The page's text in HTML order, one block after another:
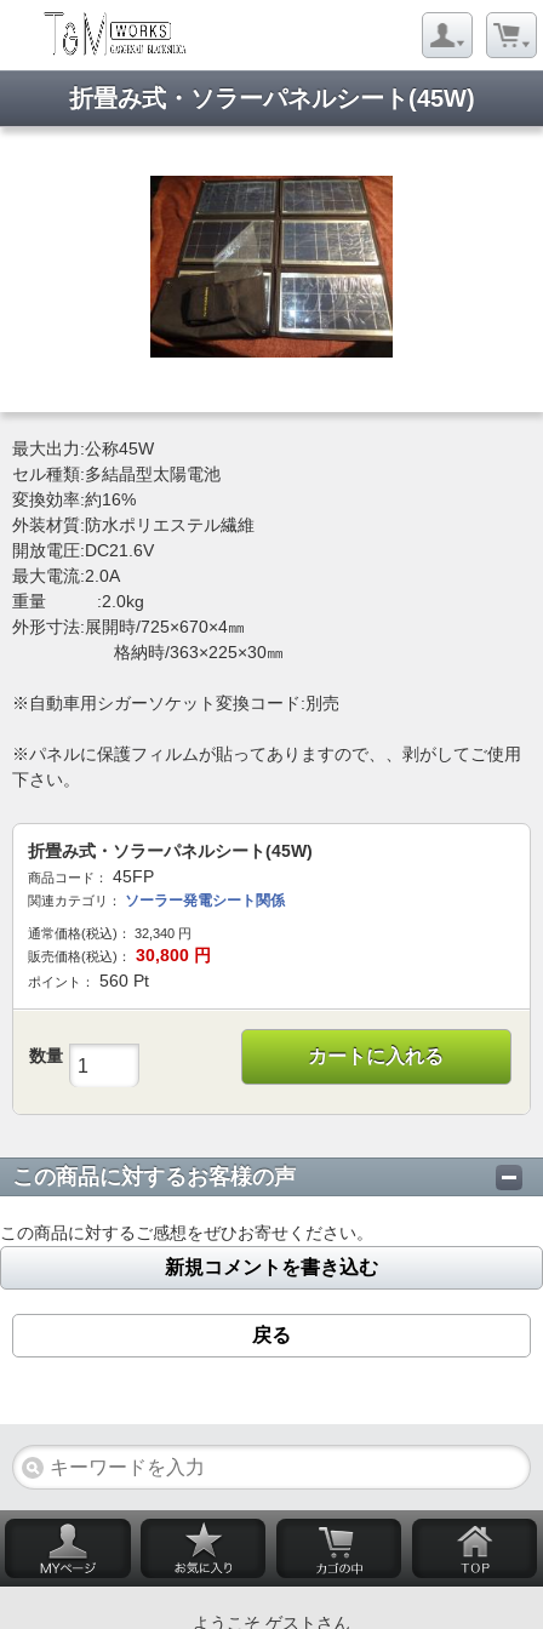
折畳み式・ソラーパネルシート(45W)
最大出力:公称45W
セル種類:多結晶型太陽電池
変換効率:約16%
外装材質:防水ポリエステル繊維
開放電圧:DC21.6V
最大電流:2.0A
重量 :2.0kg
外形寸法:展開時/725×670×4㎜
格納時/363×225×30㎜
※自動車用シガーソケット変換コード:別売
※パネルに保護フィルムが貼ってありますので、、剥がしてご使用
下さい。
折畳み式・ソラーパネルシート(45W)
商品コード： 45FP
関連カテゴリ： ソーラー発電シート関係
通常価格(税込)： 32,340 円
販売価格(税込)：
30,800 円
ポイント： 560 Pt
数量 カートに入れる
この商品に対するお客様の声
この商品に対するご感想をぜひお寄せください。
新規コメントを書き込む
戻る
ようこそ ゲストさん